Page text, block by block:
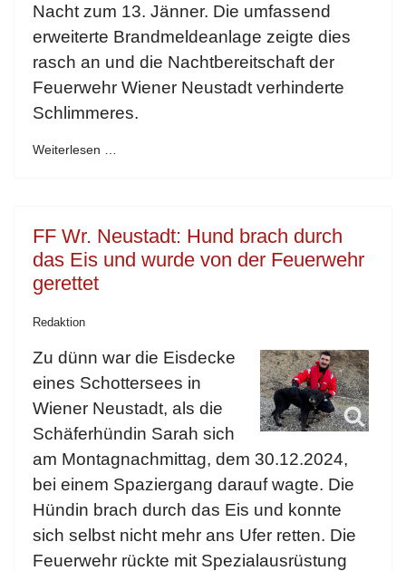
Nacht zum 13. Jänner. Die umfassend
erweiterte Brandmeldeanlage zeigte dies
rasch an und die Nachtbereitschaft der
Feuerwehr Wiener Neustadt verhinderte
Schlimmeres.
Weiterlesen …
FF Wr. Neustadt: Hund brach durch
das Eis und wurde von der Feuerwehr
gerettet
Redaktion
Zu dünn war die Eisdecke
eines Schottersees in
Wiener Neustadt, als die
Schäferhündin Sarah sich
am Montagnachmittag, dem 30.12.2024,
bei einem Spaziergang darauf wagte. Die
Hündin brach durch das Eis und konnte
sich selbst nicht mehr ans Ufer retten. Die
Feuerwehr rückte mit Spezialausrüstung